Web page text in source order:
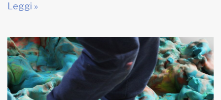
Leggi »